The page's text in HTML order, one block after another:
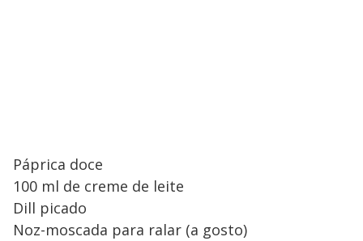
Páprica doce
100 ml de creme de leite
Dill picado
Noz-moscada para ralar (a gosto)